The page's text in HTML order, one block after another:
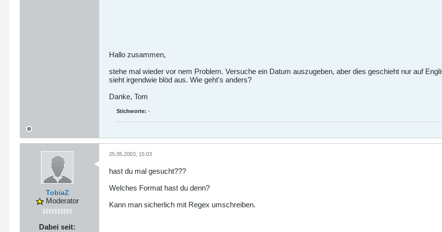
Hallo zusammen,
stehe mal wieder vor nem Problem. Versuche ein Datum auszugeben, aber dies geschieht nur auf
sieht irgendwie blöd aus. Wie geht's anders?
Danke, Tom
Stichworte: -
TobiaZ
Moderator
Dabei seit:
25.05.2003, 15:03
hast du mal gesucht???
Welches Format hast du denn?
Kann man sicherlich mit Regex umschreiben.